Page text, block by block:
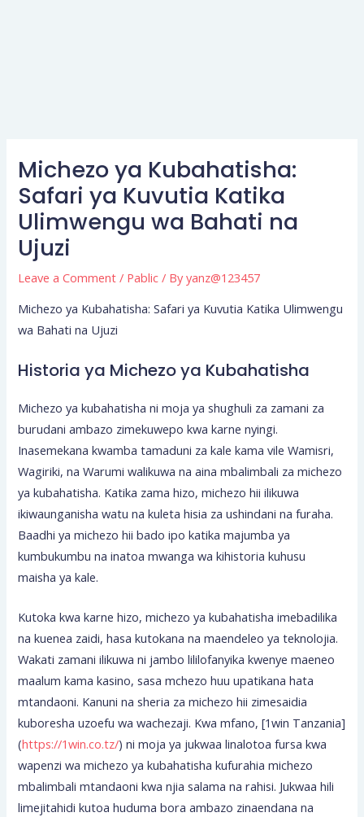
Michezo ya Kubahatisha:
Safari ya Kuvutia Katika
Ulimwengu wa Bahati na
Ujuzi
Leave a Comment / Pablic / Byyanz@123457
Michezo ya Kubahatisha: Safari ya Kuvutia Katika Ulimwengu
wa Bahati na Ujuzi
Historia ya Michezo ya Kubahatisha
Michezo ya kubahatisha ni moja ya shughuli za zamani za
burudani ambazo zimekuwepo kwa karne nyingi.
Inasemekana kwamba tamaduni za kale kama vile Wamisri,
Wagiriki, na Warumi walikuwa na aina mbalimbali za michezo
ya kubahatisha. Katika zama hizo, michezo hii ilikuwa
ikiwaunganisha watu na kuleta hisia za ushindani na furaha.
Baadhi ya michezo hii bado ipo katika majumba ya
kumbukumbu na inatoa mwanga wa kihistoria kuhusu
maisha ya kale.
Kutoka kwa karne hizo, michezo ya kubahatisha imebadilika
na kuenea zaidi, hasa kutokana na maendeleo ya teknolojia.
Wakati zamani ilikuwa ni jambo lililofanyika kwenye maeneo
maalum kama kasino, sasa mchezo huu upatikana hata
mtandaoni. Kanuni na sheria za michezo hii zimesaidia
kuboresha uzoefu wa wachezaji. Kwa mfano, [1win Tanzania]
(https://1win.co.tz/) ni moja ya jukwaa linalotoa fursa kwa
wapenzi wa michezo ya kubahatisha kufurahia michezo
mbalimbali mtandaoni kwa njia salama na rahisi. Jukwaa hili
limejitahidi kutoa huduma bora ambazo zinaendana na